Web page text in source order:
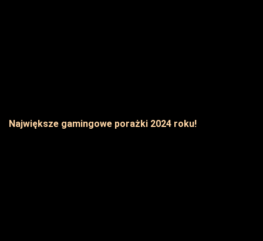
Największe gamingowe porażki 2024 roku!